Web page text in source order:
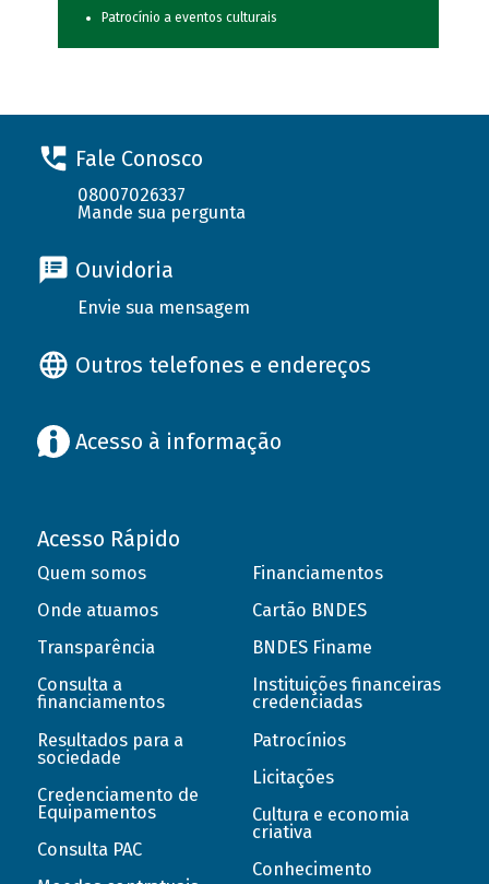
Patrocínio a eventos culturais
Fale Conosco
08007026337
Mande sua pergunta
Ouvidoria
Envie sua mensagem
Outros telefones e endereços
Acesso à informação
Acesso Rápido
Quem somos
Onde atuamos
Transparência
Consulta a
financiamentos
Resultados para a
sociedade
Credenciamento de
Equipamentos
Consulta PAC
Financiamentos
Cartão BNDES
BNDES Finame
Instituições financeiras
credenciadas
Patrocínios
Licitações
Cultura e economia
criativa
Conhecimento